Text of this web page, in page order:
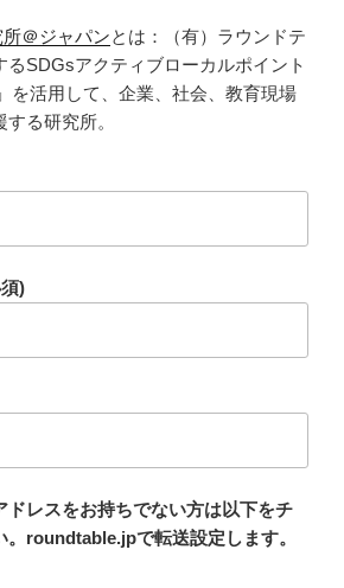
＠ジャパンとは：（有）ラウンドテ
るSDGsアクティブローカルポイント
を活用して、企業、社会、教育現場
る研究所。
)
ドレスをお持ちでない方は以下をチ
。roundtable.jpで転送設定します。